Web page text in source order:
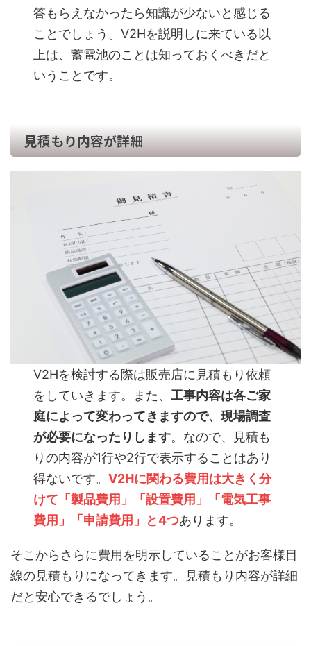
答もらえなかったら知識が少ないと感じる
ことでしょう。V2Hを説明しに来ている以
上は、蓄電池のことは知っておくべきだと
いうことです。
見積もり内容が詳細
V2Hを検討する際は販売店に見積もり依頼
をしていきます。また、工事内容は各ご家
庭によって変わってきますので、現場調査
が必要になったりします。なので、見積も
りの内容が1行や2行で表示することはあり
得ないです。V2Hに関わる費用は大きく分
けて「製品費用」「設置費用」「電気工事
費用」「申請費用」と4つあります。
そこからさらに費用を明示していることがお客様目
線の見積もりになってきます。見積もり内容が詳細
だと安心できるでしょう。